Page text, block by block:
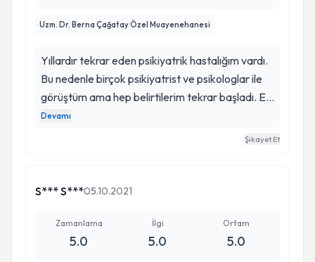
Uzm. Dr. Berna Çağatay Özel Muayenehanesi
Yıllardır tekrar eden psikiyatrik hastalığım vardı.
Bu nedenle birçok psikiyatrist ve psikologlar ile
görüştüm ama hep belirtilerim tekrar başladı. En
uzun iyi halim 2 ay sürüyordu. 2 yıl önce Berna
Hanımı bir arkadaşım önerdi. Çok umutsuz gittim
ve 2 yıldır hiç hastalanmadım. Çok bilgili,
mütevazi bir doktor. Hakkını ödeyemem.
Devamı
Şikayet Et
S*** S***05.10.2021
Zamanlama
5.0
İlgi
5.0
Ortam
5.0